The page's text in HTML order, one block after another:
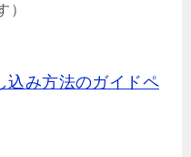
）
込み方法のガイドペ